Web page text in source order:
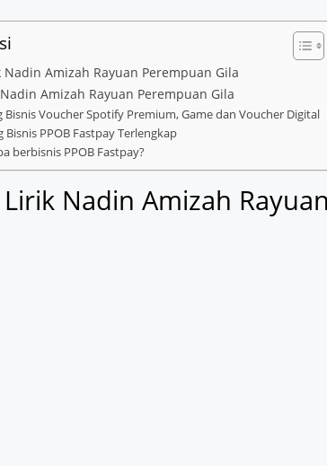
Nadin Amizah Rayuan Perempuan Gila
Amizah Rayuan Perempuan Gila
Bisnis Voucher Spotify Premium, Game dan Voucher Digital
Bisnis PPOB Fastpay Terlengkap
berbisnis PPOB Fastpay?
Nadin Amizah